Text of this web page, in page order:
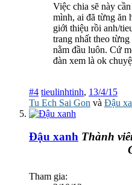
Việc chia sẽ này
mình, ai đã từng ăn
giới thiệu rồi anh/
trang nhất theo
nằm đầu luôn. Cứ
đàn xem là ok
#4 tieulinhtinh, 13/4/15
Tu Ech Sai Gon và Đậu
Đậu xanh Thành
Tham gia: